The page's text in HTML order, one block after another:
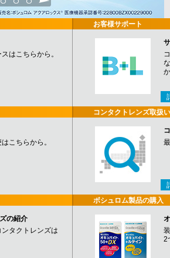
7 8 9
はこちらから。
こちらから。
の紹介
タクトレンズは
お客様サポート
コンタクトレンズ取扱
ボシュロム製品の購入
2